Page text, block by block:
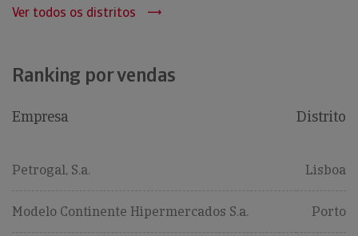
Ver todos os distritos
Ranking por vendas
Empresa Distrito
Petrogal, S.a. Lisboa
Modelo Continente Hipermercados S.a. Porto